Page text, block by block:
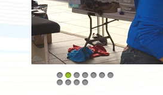
1 2 3 4